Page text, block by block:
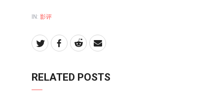
IN: 影评
RELATED POSTS